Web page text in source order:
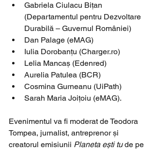
Gabriela Ciulacu Bițan
(Departamentul pentru Dezvoltare
Durabilă – Guvernul României)
Dan Palage (eMAG)
Iulia Dorobanțu (Charger.ro)
Lelia Mancaș (Edenred)
Aurelia Patulea (BCR)
Cosmina Gurneanu (UiPath)
Sarah Maria Joițoiu (eMAG).
Evenimentul va fi moderat de Teodora
Tompea, jurnalist, antreprenor și
creatorul emisiunii Planeta ești tu de pe